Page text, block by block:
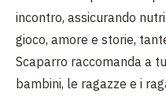
incontro, assicurando
gioco, amore e storie,
Scaparro raccomanda a
bambini, le ragazze e i